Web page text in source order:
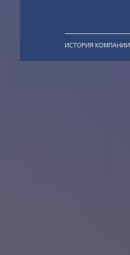
ИСТОРИЯ КОМПАНИИ